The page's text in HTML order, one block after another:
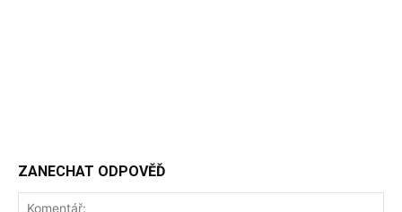
ZANECHAT ODPOVĚĎ